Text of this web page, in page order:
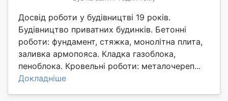
Досвід роботи у будівництві 19 років.
Будівництво приватних будинків. Бетонні
роботи: фундамент, стяжка, монолітна плита,
заливка армопояса. Кладка газоблока,
пеноблока. Кровельні роботи: металочереп...
Докладніше